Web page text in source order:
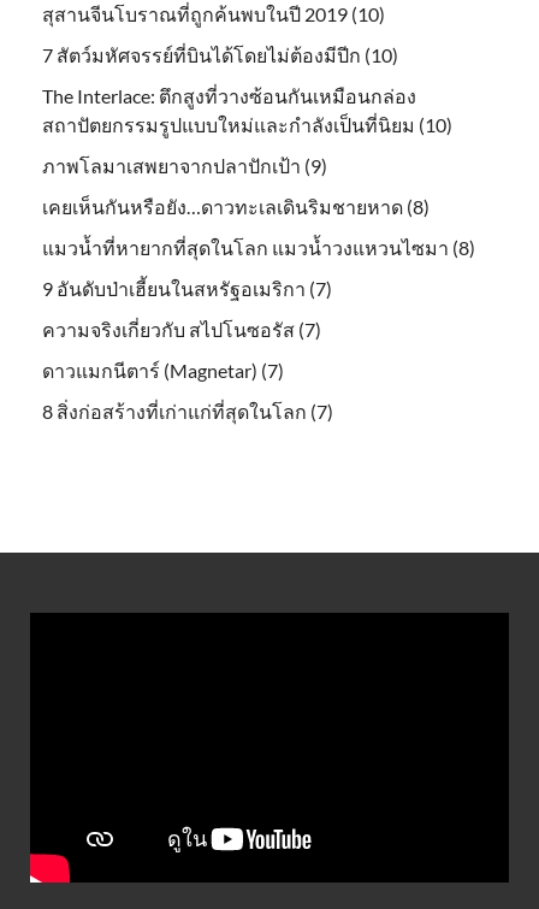
สุสานจีนโบราณที่ถูกค้นพบในปี 2019 (10)
7 สัตว์มหัศจรรย์ที่บินได้โดยไม่ต้องมีปีก (10)
The Interlace: ตึกสูงที่วางซ้อนกันเหมือนกล่อง
สถาปัตยกรรมรูปแบบใหม่และกำลังเป็นที่นิยม (10)
ภาพโลมาเสพยาจากปลาปักเป้า (9)
เคยเห็นกันหรือยัง…ดาวทะเลเดินริมชายหาด (8)
แมวน้ำที่หายากที่สุดในโลก แมวน้ำวงแหวนไซมา (8)
9 อันดับป่าเฮี้ยนในสหรัฐอเมริกา (7)
ความจริงเกี่ยวกับ สไปโนซอรัส (7)
ดาวแมกนีตาร์ (Magnetar) (7)
8 สิ่งก่อสร้างที่เก่าแก่ที่สุดในโลก (7)